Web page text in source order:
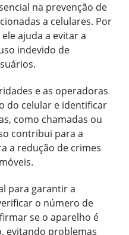
na prevenção de
a celulares. Por
ajuda a evitar a
indevido de
e as operadoras
do celular e identificar
como chamadas ou
contribui para a
a redução de crimes
para garantir a
o número de
se o aparelho é
evitando problemas